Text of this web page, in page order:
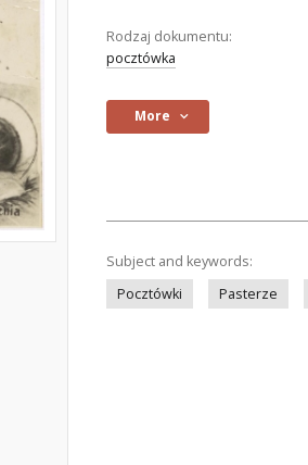
Rodzaj dokumentu:
pocztówka
More
Subject and keywords:
Pocztówki
Pasterze